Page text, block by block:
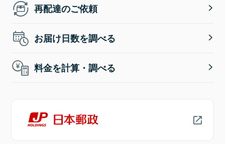
再配達のご依頼
お届け日数を調べる
料金を計算・調べる